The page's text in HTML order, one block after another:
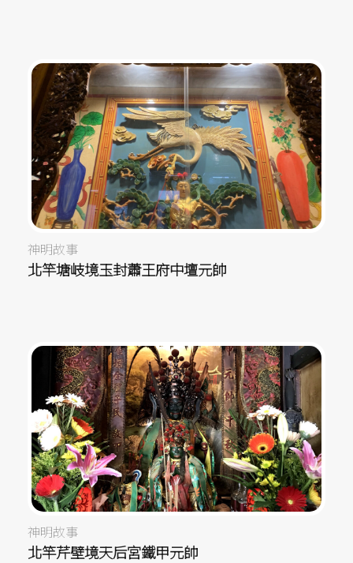
神明故事
北竿塘岐境玉封蕭王府中壇元帥
神明故事
北竿芹壁境天后宮鐵甲元帥